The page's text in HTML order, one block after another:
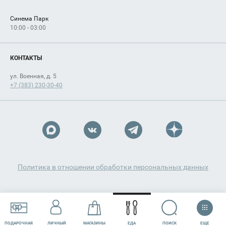
ПОДАРОЧНАЯ ЛИЧНЫЙ МАГАЗИНЫ ЕДА РАЗВЛЕЧЕНИЯ СЕРВИСЫ
ПОИСК ЕЩЕ
Синема Парк
10:00 - 03:00
КОНТАКТЫ
ул. Военная, д. 5
+7 (383) 230-30-40
Политика в отношении обработки персональных данных